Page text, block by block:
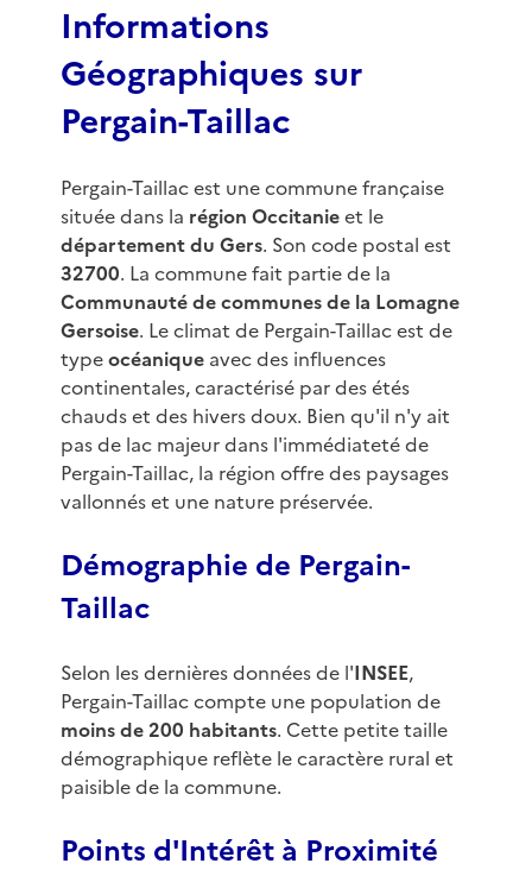
Informations
Géographiques sur
Pergain-Taillac
Pergain-Taillac est une commune française
située dans la région Occitanieet le
département du Gers. Son code postal est
32700. La commune fait partie de la
Communauté de communes de la Lomagne
Gersoise. Le climat de Pergain-Taillac est de
typeocéaniqueavec des influences
continentales, caractérisé par des étés
chauds et des hivers doux. Bien qu'il n'y ait
pas de lac majeur dans l'immédiateté de
Pergain-Taillac, la région offre des paysages
vallonnés et une nature préservée.
Démographie de Pergain-
Taillac
Selon les dernières données de l'INSEE,
Pergain-Taillac compte une population de
moins de 200 habitants. Cette petite taille
démographique reflète le caractère rural et
paisible de la commune.
Points d'Intérêt à Proximité